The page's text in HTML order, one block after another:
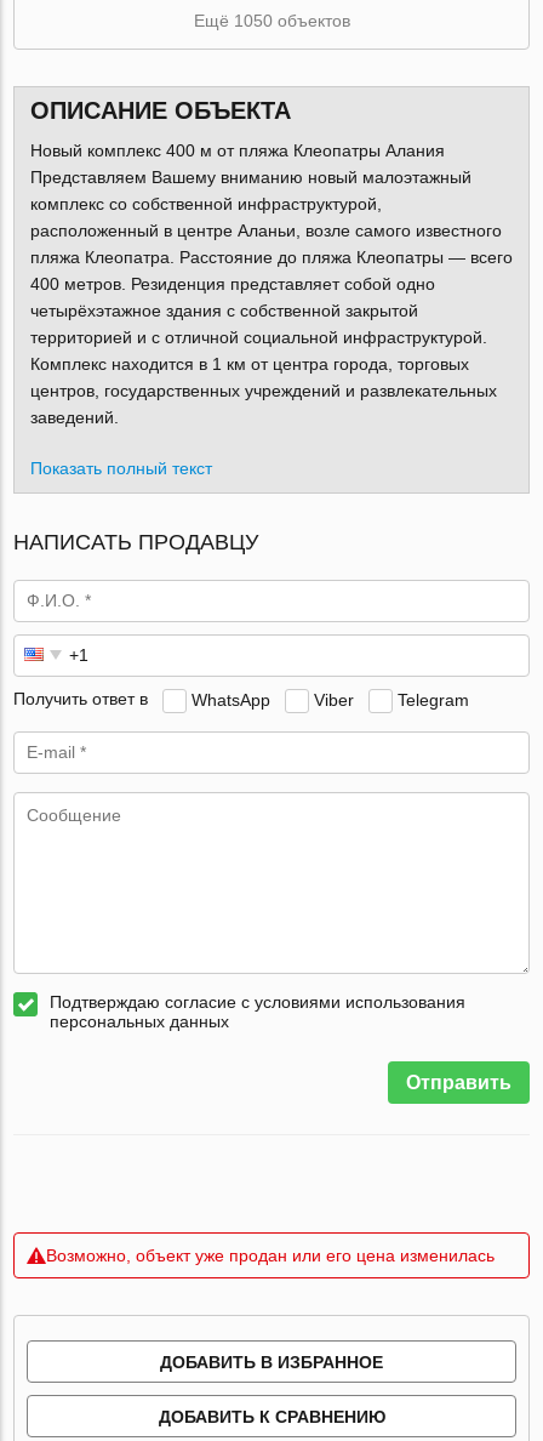
Ещё 1050 объектов
ОПИСАНИЕ ОБЪЕКТА
Новый комплекс 400 м от пляжа Клеопатры Алания
Представляем Вашему вниманию новый малоэтажный
комплекс со собственной инфраструктурой,
расположенный в центре Аланьи, возле самого известного
пляжа Клеопатра. Расстояние до пляжа Клеопатры — всего
400 метров. Резиденция представляет собой одно
четырёхэтажное здания с собственной закрытой
территорией и с отличной социальной инфраструктурой.
Комплекс находится в 1 км от центра города, торговых
центров, государственных учреждений и развлекательных
заведений.
Показать полный текст
НАПИСАТЬ ПРОДАВЦУ
Получить ответ в WhatsApp Viber Telegram
Подтверждаю согласие с условиями использования
персональных данных
Отправить
Возможно, объект уже продан или его цена изменилась
ДОБАВИТЬ В ИЗБРАННОЕ
ДОБАВИТЬ К СРАВНЕНИЮ